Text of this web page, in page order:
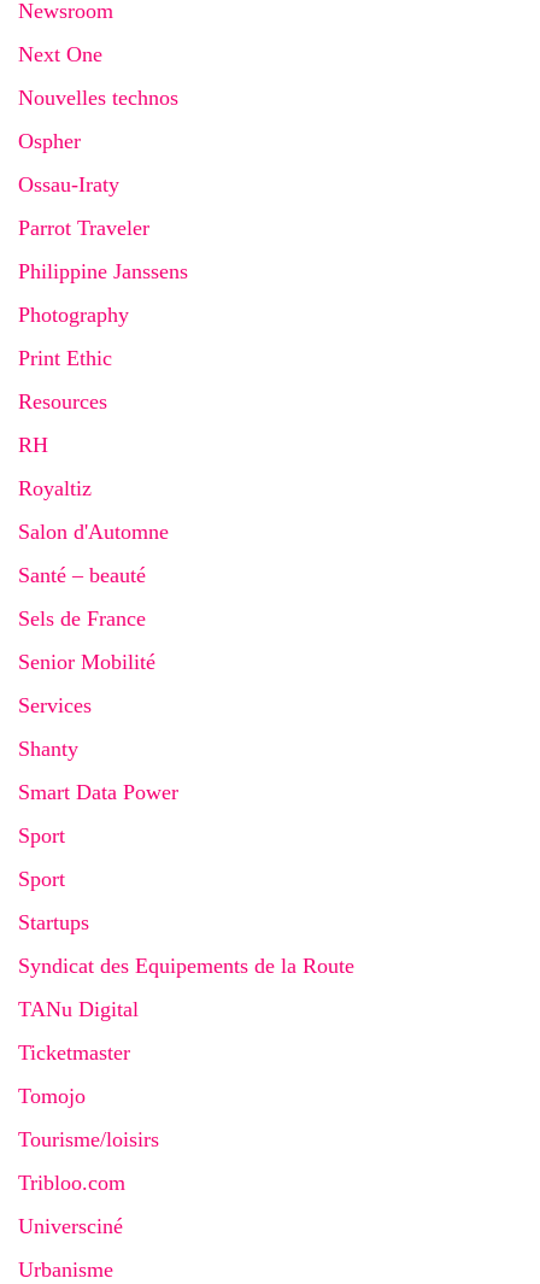
Newsroom
Next One
Nouvelles technos
Ospher
Ossau-Iraty
Parrot Traveler
Philippine Janssens
Photography
Print Ethic
Resources
RH
Royaltiz
Salon d'Automne
Santé – beauté
Sels de France
Senior Mobilité
Services
Shanty
Smart Data Power
Sport
Sport
Startups
Syndicat des Equipements de la Route
TANu Digital
Ticketmaster
Tomojo
Tourisme/loisirs
Tribloo.com
Universciné
Urbanisme